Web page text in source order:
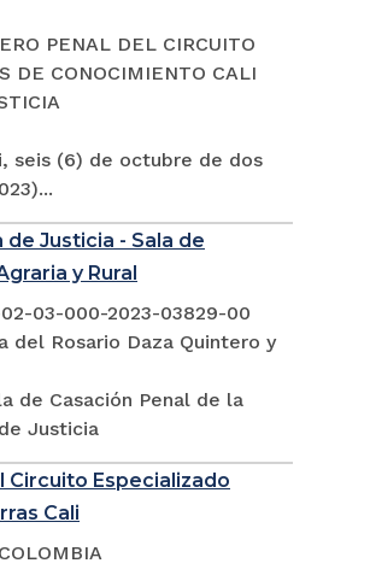
PENAL DEL CIRCUITO
DE CONOCIMIENTO CALI
seis (6) de octubre de dos
Justicia - Sala de
y Rural
02-03-000-2023-03829-00
del Rosario Daza Quintero y
de Casación Penal de la
Justicia
Circuito Especializado
Cali